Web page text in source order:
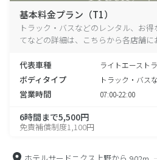
基本料金プラン（T1）
トラック・バスなどのレンタル、お
てなどの詳細は、こちらから各店舗に
代表車種 ライトエースト
ボディタイプ トラック・バス
営業時間 07:00-22:00
6時間まで5,500円
免責補償制度1,100円